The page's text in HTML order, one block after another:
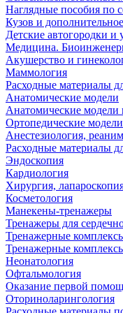
Наглядные пособия по
Кузов и
Детские автогородки
Медицина.
Акушерство и
Маммология
Расходные материалы
Анатомические модели
Анатомические модели
Ортопедические модели
Анестезиология,
Расходные материалы
Эндоскопия
Кардиология
Хирургия,
Косметология
Манекены-тренажеры
Тренажеры для
Тренажерные
Тренажерные
Неонатология
Офтальмология
Оказание первой
Оториноларингология